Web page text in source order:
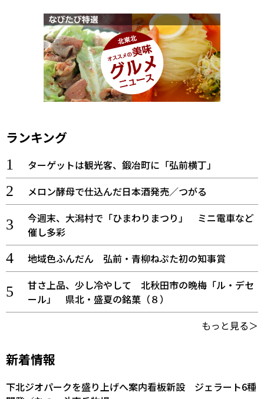
ランキング
ターゲットは観光客、鍛冶町に「弘前横丁」
メロン酵母で仕込んだ日本酒発売／つがる
今週末、大潟村で「ひまわりまつり」 ミニ電車など
催し多彩
地域色ふんだん 弘前・青柳ねぷた初の知事賞
甘さ上品、少し冷やして 北秋田市の晩梅「ル・デセ
ール」 県北・盛夏の銘菓（８）
もっと見る＞
新着情報
下北ジオパークを盛り上げへ案内看板新設 ジェラート6種